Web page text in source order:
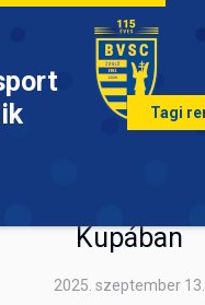
Tagi
a
Kupában
2025. szeptember 13.